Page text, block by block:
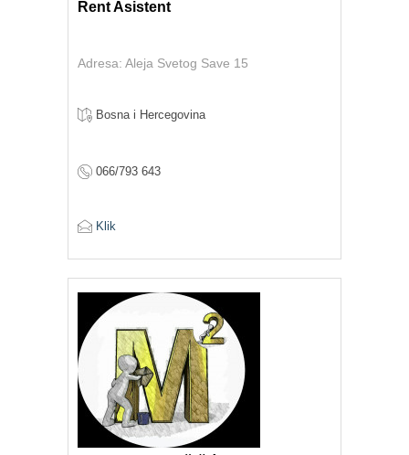
Rent Asistent
Adresa: Aleja Svetog Save 15
Bosna i Hercegovina
066/793 643
Klik